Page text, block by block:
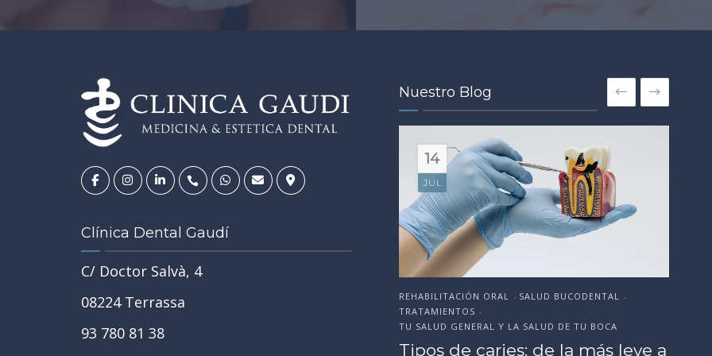
Clínica Dental Gaudí
C/ Doctor Salvà, 4
08224 Terrassa
93 780 81 38
Nuestro Blog
14
JUL
REHABILITACIÓN ORAL • SALUD BUCODENTAL •
TRATAMIENTOS •
TU SALUD GENERAL Y LA SALUD DE TU BOCA
Tipos de caries: de la más leve a
18
JUN
ESTÉTICA DENTAL • SALUD BUCODENTAL •
TRATAMIENTOS •
TU SALUD GENERAL Y LA SALUD DE TU BOCA
Cómo preparar tu sonrisa antes